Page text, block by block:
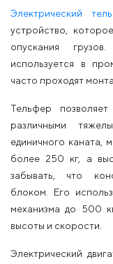
Электрический
устройство,
опускания
используется в
часто проходят
Тельфер
различными
единичного каната,
более 250 кг, а
забывать, что
блоком. Его
механизма до 500
высоты и скорости.
Электрический